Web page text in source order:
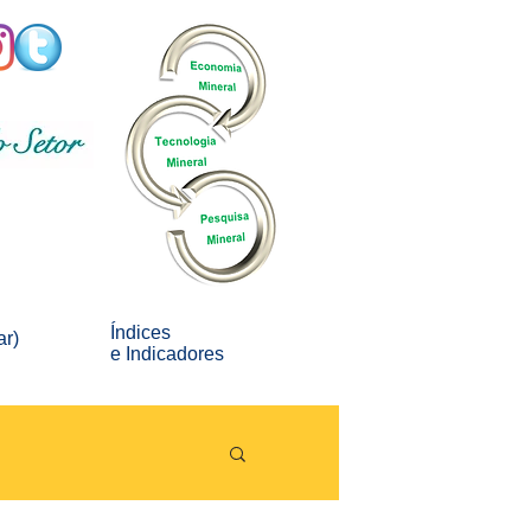
Índices
e Indicadores